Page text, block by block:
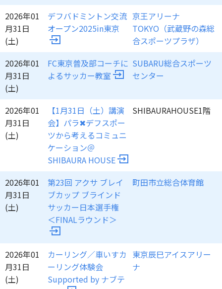
2026年01
月31日
(土)
デフバドミントン交流
オープン2025in東京
京王アリーナ
TOKYO（武蔵野の森総
合スポーツプラザ）
2026年01
月31日
(土)
FC東京普及部コーチに
よるサッカー教室
SUBARU総合スポーツ
センター
2026年01
月31日
(土)
【1月31日（土）講演
会】パラ✖︎デフスポー
ツから考えるコミュニ
ケーション＠
SHIBAURA HOUSE
SHIBAURAHOUSE1階
2026年01
月31日
(土)
第23回 アクサ ブレイ
ブカップ ブラインド
サッカー日本選手権
＜FINALラウンド＞
町田市立総合体育館
2026年01
月31日
(土)
カーリング／車いすカ
ーリング体験会
Supported by ナブテ
東京辰巳アイスアリー
ナ